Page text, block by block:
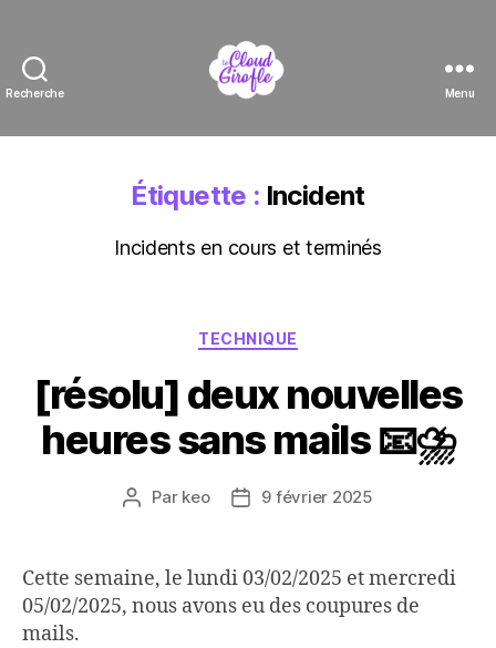
Recherche
Cloud
Menu
Étiquette : Incident
Incidents en cours et terminés
Catégories
TECHNIQUE
[résolu] deux nouvelles
heures sans mails 📧⛈️
Auteur
Par keo
Date9 février 2025
Cette semaine, le lundi 03/02/2025 et mercredi
05/02/2025, nous avons eu des coupures de
mails.